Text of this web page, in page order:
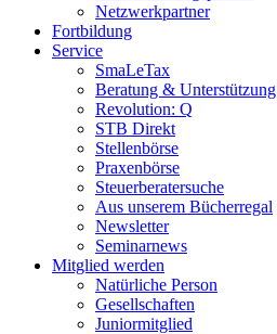
Netzwerkpartner
Fortbildung
Service
SmaLeTax
Beratung & Unterstützung
Revolution: Q
STB Direkt
Stellenbörse
Praxenbörse
Steuerberatersuche
Aus unserem Bücherregal
Newsletter
Seminarnews
Mitglied werden
Natürliche Person
Gesellschaften
Juniormitglied